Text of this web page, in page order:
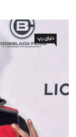
دنیای رپ